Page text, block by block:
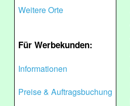
Weitere Orte
Für Werbekunden:
Informationen
Preise & Auftragsbuchung